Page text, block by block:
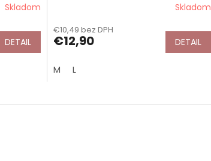
Skladom
DETAIL
Skladom
€10,49 bez DPH
€12,90 DETAIL
M L